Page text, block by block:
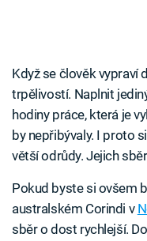
Když se člověk vypraví
trpělivostí. Naplnit
hodiny práce, která je
by nepřibývaly. I proto
větší odrůdy. Jejich
Pokud byste si ovšem
australském Corindi v
sběr o dost rychlejší.